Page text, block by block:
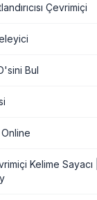
Çevrimiçi
Bul
Kelime